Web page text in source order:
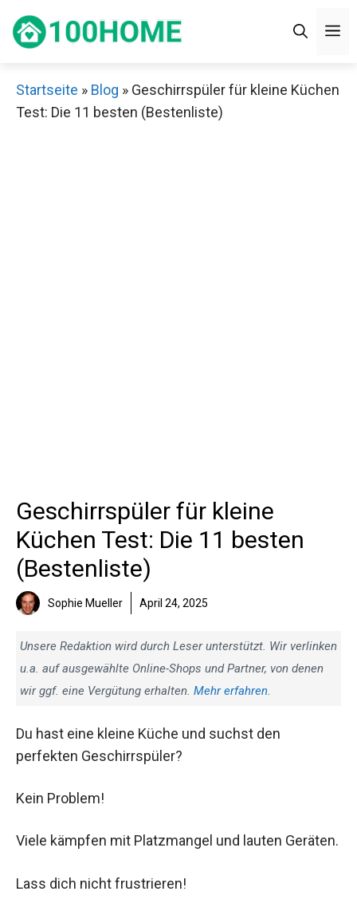
Inhalt
Startseite » Blog » Geschirrspüler für kleine Küchen
Test: Die 11 besten (Bestenliste)
Geschirrspüler für kleine
Küchen Test: Die 11 besten
(Bestenliste)
Sophie Mueller April 24, 2025
Unsere Redaktion wird durch Leser unterstützt. Wir verlinken
u.a. auf ausgewählte Online-Shops und Partner, von denen
wir ggf. eine Vergütung erhalten. Mehr erfahren.
Du hast eine kleine Küche und suchst den
perfekten Geschirrspüler?
Kein Problem!
Viele kämpfen mit Platzmangel und lauten Geräten.
Lass dich nicht frustrieren!